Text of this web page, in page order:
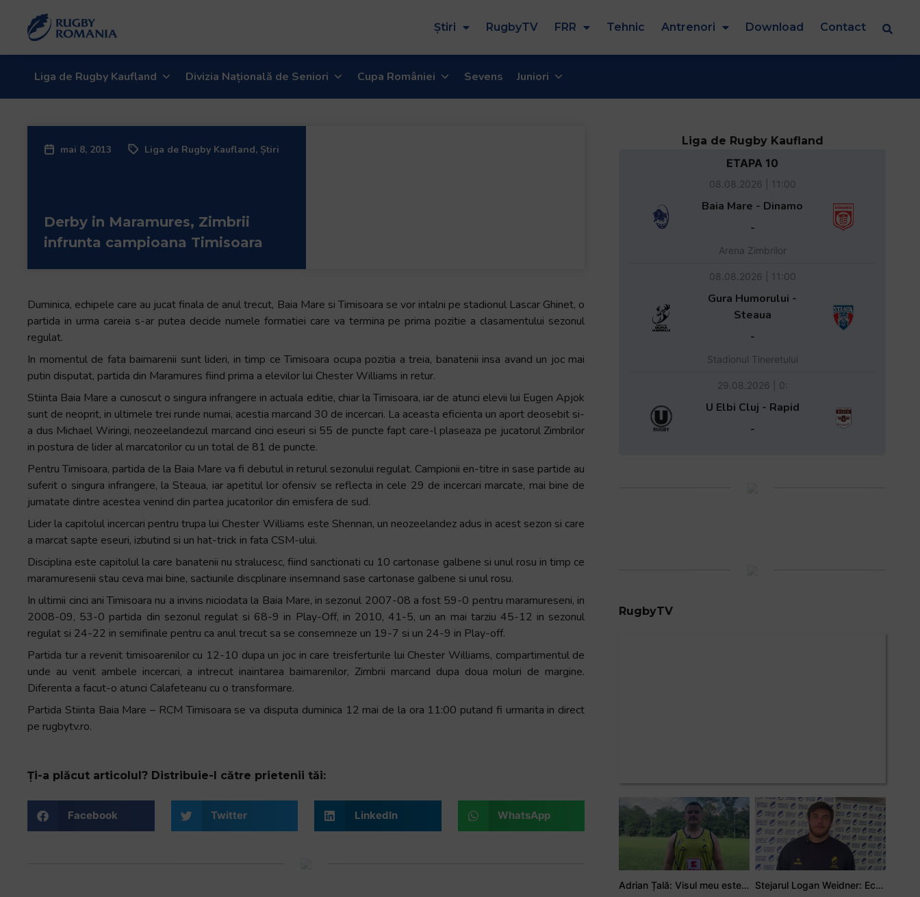
Știri RugbyTV FRR Tehnic Antrenori Download Contact
Liga de Rugby Kaufland Divizia Națională de Seniori Cupa României Sevens Juniori
mai 8, 2013 Liga de Rugby Kaufland, Știri
Derby in Maramures, Zimbrii
infrunta campioana Timisoara
Duminica, echipele care au jucat finala de anul trecut, Baia Mare si Timisoara se vor intalni pe stadionul Lascar Ghinet, o
partida in urma careia s-ar putea decide numele formatiei care va termina pe prima pozitie a clasamentului sezonul
regulat.
In momentul de fata baimarenii sunt lideri, in timp ce Timisoara ocupa pozitia a treia, banatenii insa avand un joc mai
putin disputat, partida din Maramures fiind prima a elevilor lui Chester Williams in retur.
Stiinta Baia Mare a cunoscut o singura infrangere in actuala editie, chiar la Timisoara, iar de atunci elevii lui Eugen Apjok
sunt de neoprit, in ultimele trei runde numai, acestia marcand 30 de incercari. La aceasta eficienta un aport deosebit si-
a dus Michael Wiringi, neozeelandezul marcand cinci eseuri si 55 de puncte fapt care-l plaseaza pe jucatorul Zimbrilor
in postura de lider al marcatorilor cu un total de 81 de puncte.
Pentru Timisoara, partida de la Baia Mare va fi debutul in returul sezonului regulat. Campionii en-titre in sase partide au
suferit o singura infrangere, la Steaua, iar apetitul lor ofensiv se reflecta in cele 29 de incercari marcate, mai bine de
jumatate dintre acestea venind din partea jucatorilor din emisfera de sud.
Lider la capitolul incercari pentru trupa lui Chester Williams este Shennan, un neozeelandez adus in acest sezon si care
a marcat sapte eseuri, izbutind si un hat-trick in fata CSM-ului.
Disciplina este capitolul la care banatenii nu stralucesc, fiind sanctionati cu 10 cartonase galbene si unul rosu in timp ce
maramuresenii stau ceva mai bine, sactiunile discplinare insemnand sase cartonase galbene si unul rosu.
In ultimii cinci ani Timisoara nu a invins niciodata la Baia Mare, in sezonul 2007-08 a fost 59-0 pentru maramureseni, in
2008-09, 53-0 partida din sezonul regulat si 68-9 in Play-Off, in 2010, 41-5, un an mai tarziu 45-12 in sezonul
regulat si 24-22 in semifinale pentru ca anul trecut sa se consemneze un 19-7 si un 24-9 in Play-off.
Partida tur a revenit timisoarenilor cu 12-10 dupa un joc in care treisferturile lui Chester Williams, compartimentul de
unde au venit ambele incercari, a intrecut inaintarea baimarenilor, Zimbrii marcand dupa doua moluri de margine.
Diferenta a facut-o atunci Calafeteanu cu o transformare.
Partida Stiinta Baia Mare – RCM Timisoara se va disputa duminica 12 mai de la ora 11:00 putand fi urmarita in direct
pe rugbytv.ro.
Ți-a plăcut articolul? Distribuie-l către prietenii tăi:
Facebook Twitter LinkedIn WhatsApp
Liga de Rugby Kaufland
ETAPA 10
08.08.2026 | 11:00
Baia Mare - Dinamo
-
Arena Zimbrilor
08.08.2026 | 11:00
Gura Humorului -
Steaua
-
Stadionul Tineretului
29.08.2026 | 0:
U Elbi Cluj - Rapid
-
RugbyTV
Adrian Țală: Visul meu este să debutez pentru România Stejarul Logan Weidner: Echipa a muncit mult, iar asta se va vedea în meciurile de la Nations Cup